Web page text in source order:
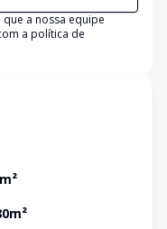
a nossa equipe
a política de
m²
m²